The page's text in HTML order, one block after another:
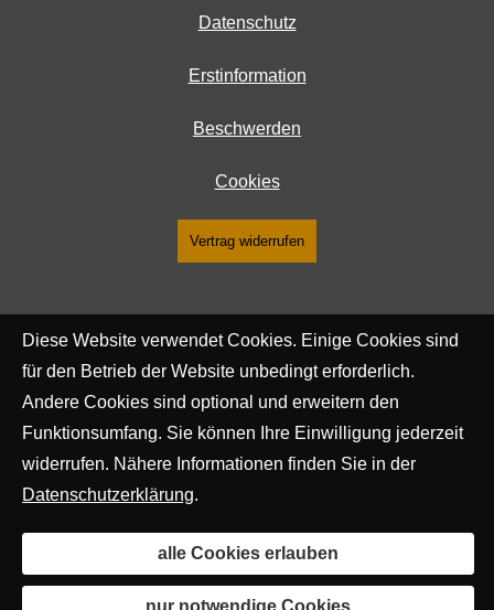
Datenschutz
Erstinformation
Beschwerden
Cookies
Vertrag widerrufen
Diese Website verwendet Cookies. Einige Cookies sind
für den Betrieb der Website unbedingt erforderlich.
Andere Cookies sind optional und erweitern den
Funktionsumfang. Sie können Ihre Einwilligung jederzeit
widerrufen. Nähere Informationen finden Sie in der
Datenschutzerklärung.
alle Cookies erlauben
nur notwendige Cookies